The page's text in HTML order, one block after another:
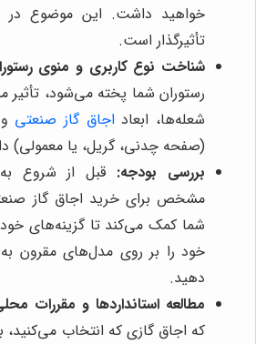
خواهید داشت. این موضوع در
تأثیرگذار است.
شناخت نوع کاربری و منوی
رستوران شما پخته می‌شود، تأثیر
شعله‌ها، ابعاداجاق گاز صنعتی
(صفحه چدنی، گریل، یا معمولی)
بررسی بودجه: قبل از شروع
مشخص برای خرید اجاق گاز
شما کمک می‌کند تا گزینه‌های خود
خود را بر روی مدل‌های مقرون
دهید.
مطالعه استانداردها و مقررات
که اجاق گازی که انتخاب می‌کنید،